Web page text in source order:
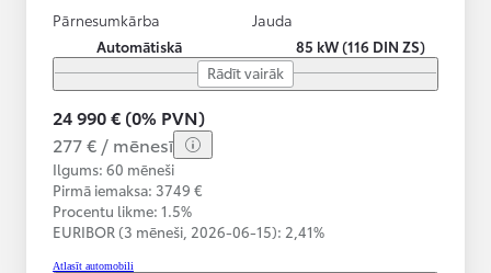
Pārnesumkārba
Automātiskā
Jauda
85 kW (116 DIN ZS)
Rādīt vairāk
24 990 € (0% PVN)
277 € / mēnesī
Ilgums: 60 mēneši
Pirmā iemaksa: 3749 €
Procentu likme: 1.5%
EURIBOR (3 mēneši, 2026-06-15): 2,41%
Atlasīt automobili